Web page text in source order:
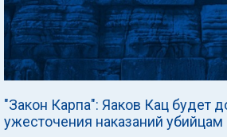
"Закон Карпа": Яаков Кац будет
ужесточения наказаний убийцам